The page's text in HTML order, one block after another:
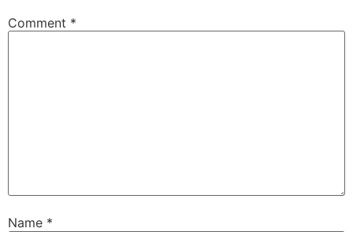
Comment *
Name *